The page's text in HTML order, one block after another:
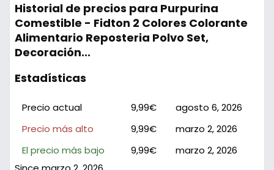
Historial de precios para Purpurina
Comestible - Fidton 2 Colores Colorante
Alimentario Reposteria Polvo Set,
Decoración...
Estadísticas
Precio actual 9,99€
agosto 6, 2026
Precio más alto
9,99€
marzo 2, 2026
El precio más bajo
9,99€
marzo 2, 2026